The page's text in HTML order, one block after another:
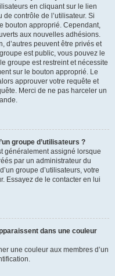
en cliquant sur le lien
contrôle de l’utilisateur. Si
bouton approprié. Cependant,
aux nouvelles adhésions.
d’autres peuvent être privés et
est public, vous pouvez le
groupe est restreint et nécessite
sur le bouton approprié. Le
approuver votre requête et
Merci de ne pas harceler un
groupe d’utilisateurs ?
généralement assigné lorsque
par un administrateur du
groupe d’utilisateurs, votre
Essayez de le contacter en lui
dans une couleur
une couleur aux membres d’un